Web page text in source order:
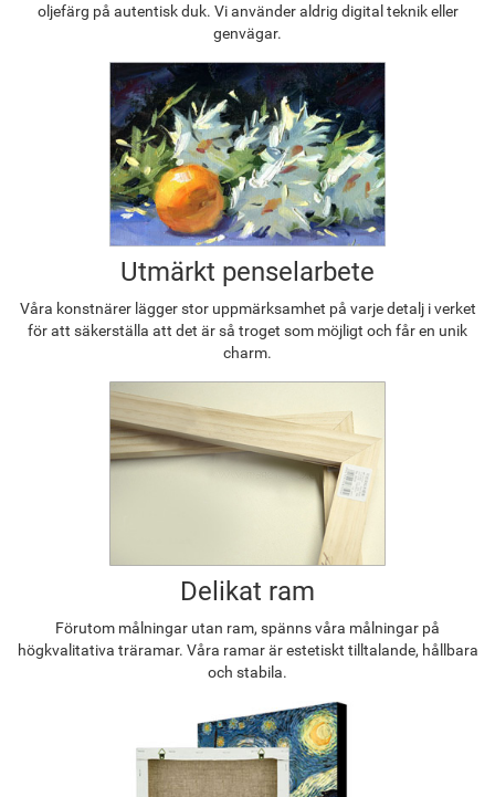
oljefärg på autentisk duk. Vi använder aldrig digital teknik eller
genvägar.
Utmärkt penselarbete
Våra konstnärer lägger stor uppmärksamhet på varje detalj i verket
för att säkerställa att det är så troget som möjligt och får en unik
charm.
Delikat ram
Förutom målningar utan ram, spänns våra målningar på
högkvalitativa träramar. Våra ramar är estetiskt tilltalande, hållbara
och stabila.